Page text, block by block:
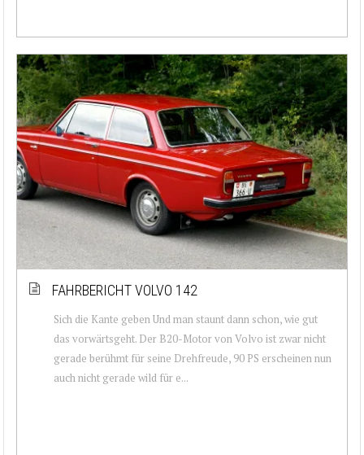
FAHRBERICHT VOLVO 142
Sich die Kante geben Und man staunt dann schon, wie gut
das vorwärtsgeht. Der B20-Motor von Volvo ist zwar nicht
gerade berühmt für seine Drehfreude, 90 PS erscheinen nun
auch nicht gerade wild für e...